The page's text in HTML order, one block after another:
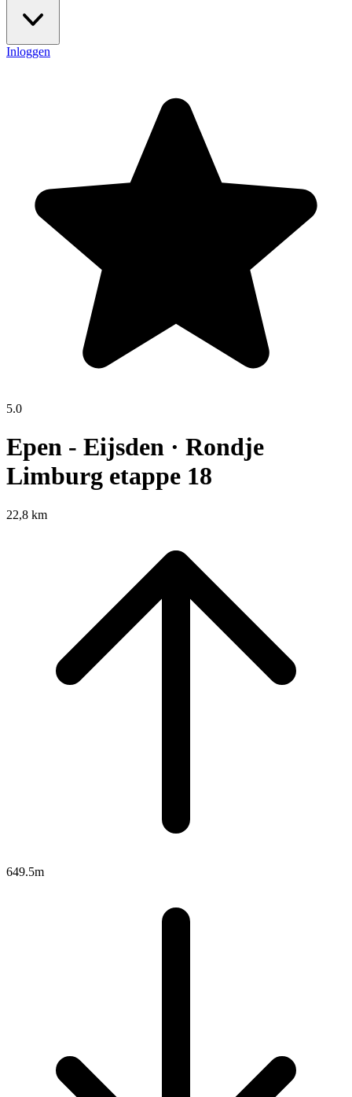
Inloggen
5.0
Epen - Eijsden · Rondje
Limburg etappe 18
22,8 km
649.5m